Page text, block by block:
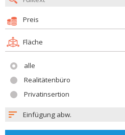
Preis
Fläche
alle
Realitätenbüro
Privatinsertion
Einfügung abw.